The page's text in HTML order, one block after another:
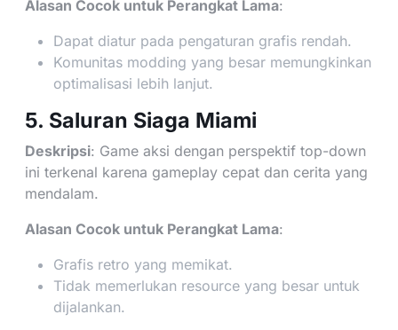
Alasan Cocok untuk Perangkat Lama:
Dapat diatur pada pengaturan grafis rendah.
Komunitas modding yang besar memungkinkan
optimalisasi lebih lanjut.
5. Saluran Siaga Miami
Deskripsi: Game aksi dengan perspektif top-down
ini terkenal karena gameplay cepat dan cerita yang
mendalam.
Alasan Cocok untuk Perangkat Lama:
Grafis retro yang memikat.
Tidak memerlukan resource yang besar untuk
dijalankan.